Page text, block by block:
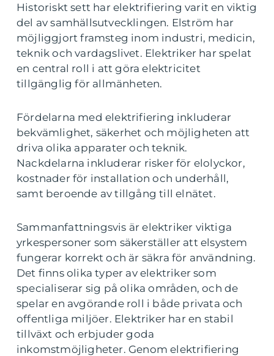
Historiskt sett har elektrifiering varit en viktig
del av samhällsutvecklingen. Elström har
möjliggjort framsteg inom industri, medicin,
teknik och vardagslivet. Elektriker har spelat
en central roll i att göra elektricitet
tillgänglig för allmänheten.
Fördelarna med elektrifiering inkluderar
bekvämlighet, säkerhet och möjligheten att
driva olika apparater och teknik.
Nackdelarna inkluderar risker för elolyckor,
kostnader för installation och underhåll,
samt beroende av tillgång till elnätet.
Sammanfattningsvis är elektriker viktiga
yrkespersoner som säkerställer att elsystem
fungerar korrekt och är säkra för användning.
Det finns olika typer av elektriker som
specialiserar sig på olika områden, och de
spelar en avgörande roll i både privata och
offentliga miljöer. Elektriker har en stabil
tillväxt och erbjuder goda
inkomstmöjligheter. Genom elektrifiering